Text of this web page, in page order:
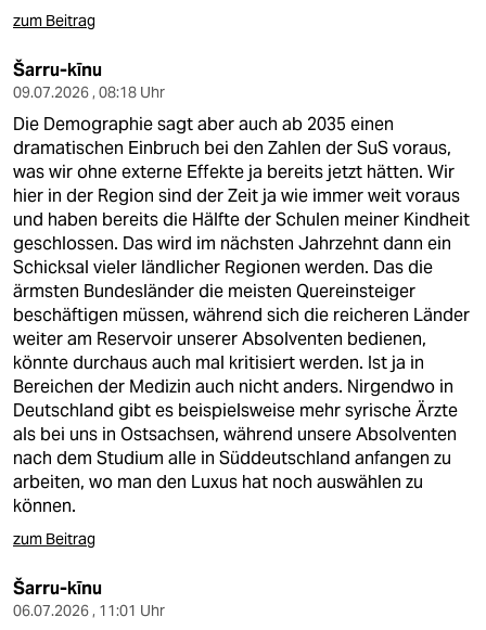
zum Beitrag
Šarru-kīnu
09.07.2026 , 08:18 Uhr
Die Demographie sagt aber auch ab 2035 einen
dramatischen Einbruch bei den Zahlen der SuS voraus,
was wir ohne externe Effekte ja bereits jetzt hätten. Wir
hier in der Region sind der Zeit ja wie immer weit voraus
und haben bereits die Hälfte der Schulen meiner Kindheit
geschlossen. Das wird im nächsten Jahrzehnt dann ein
Schicksal vieler ländlicher Regionen werden. Das die
ärmsten Bundesländer die meisten Quereinsteiger
beschäftigen müssen, während sich die reicheren Länder
weiter am Reservoir unserer Absolventen bedienen,
könnte durchaus auch mal kritisiert werden. Ist ja in
Bereichen der Medizin auch nicht anders. Nirgendwo in
Deutschland gibt es beispielsweise mehr syrische Ärzte
als bei uns in Ostsachsen, während unsere Absolventen
nach dem Studium alle in Süddeutschland anfangen zu
arbeiten, wo man den Luxus hat noch auswählen zu
können.
zum Beitrag
Šarru-kīnu
06.07.2026 , 11:01 Uhr